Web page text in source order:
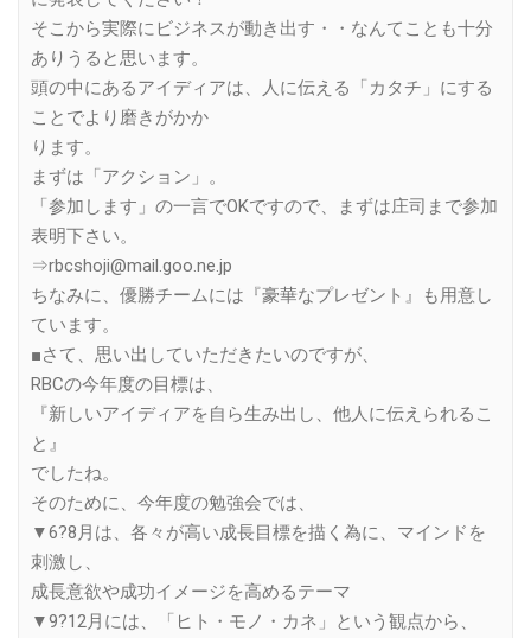
そこから実際にビジネスが動き出す・・なんてことも十分
ありうると思います。
頭の中にあるアイディアは、人に伝える「カタチ」にする
ことでより磨きがかか
ります。
まずは「アクション」。
「参加します」の一言でOKですので、まずは庄司まで参加
表明下さい。
⇒rbcshoji@mail.goo.ne.jp
ちなみに、優勝チームには『豪華なプレゼント』も用意し
ています。
■さて、思い出していただきたいのですが、
RBCの今年度の目標は、
『新しいアイディアを自ら生み出し、他人に伝えられるこ
と』
でしたね。
そのために、今年度の勉強会では、
▼6?8月は、各々が高い成長目標を描く為に、マインドを
刺激し、
成長意欲や成功イメージを高めるテーマ
▼9?12月には、「ヒト・モノ・カネ」という観点から、